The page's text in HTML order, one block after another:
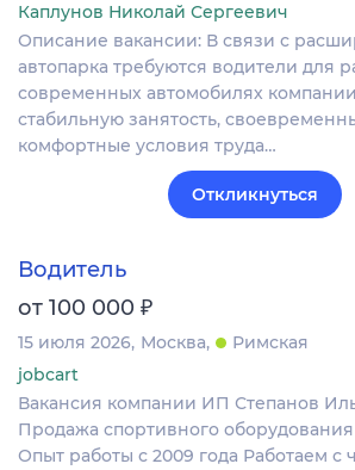
Каплунов Николай Сергеевич
Описание вакансии: В связи с
автопарка требуются водители для
современных автомобилях
стабильную занятость,
комфортные условия труда…
Откликнуться
Водитель
от 100 000 ₽
15 июля 2026 Москва
Римская
jobcart
Вакансия компании ИП Степанов
Продажа спортивного
Опыт работы с 2009 года Работаем с